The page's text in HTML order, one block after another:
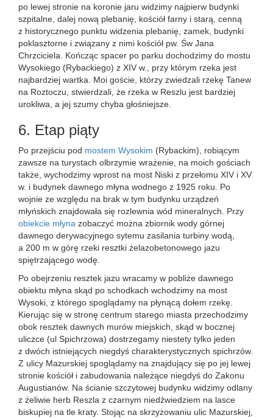
po lewej stronie na koronie jaru widzimy najpierw budynki
szpitalne, dalej nową plebanię, kościół farny i starą, cenną
z historycznego punktu widzenia plebanię, zamek, budynki
poklasztorne i związany z nimi kościół pw. Św Jana
Chrzciciela. Kończąc spacer po parku dochodzimy do mostu
Wysokiego (Rybackiego) z XIV w., przy którym rzeka jest
najbardziej wartka. Moi goście, którzy zwiedzali rzekę Tanew
na Roztoczu, stwierdzali, że rzeka w Reszlu jest bardziej
urokliwa, a jej szumy chyba głośniejsze.
6. Etap piąty
Po przejściu pod mostem Wysokim (Rybackim), robiącym
zawsze na turystach olbrzymie wrażenie, na moich gościach
także, wychodzimy wprost na most Niski z przełomu XIV i XV
w. i budynek dawnego młyna wodnego z 1925 roku. Po
wojnie ze względu na brak w tym budynku urządzeń
młyńskich znajdowała się rozlewnia wód mineralnych. Przy
obiekcie młyna zobaczyć można zbiornik wody górnej
dawnego derywacyjnego sytemu zasilania turbiny wodą,
a 200 m w górę rzeki resztki żelazobetonowego jazu
spiętrzającego wodę.
Po obejrzeniu resztek jazu wracamy w pobliże dawnego
obiektu młyna skąd po schodkach wchodzimy na most
Wysoki, z którego spoglądamy na płynącą dołem rzekę.
Kierując się w stronę centrum starego miasta przechodzimy
obok resztek dawnych murów miejskich, skąd w bocznej
uliczce (ul Spichrzowa) dostrzegamy niestety tylko jeden
z dwóch istniejących niegdyś charakterystycznych spichrzów.
Z ulicy Mazurskiej spoglądamy na znajdujący się po jej lewej
stronie kościół i zabudowania należące niegdyś do Zakonu
Augustianów. Na ścianie szczytowej budynku widzimy odlany
z żeliwie herb Reszla z czarnym niedźwiedziem na lasce
biskupiej na tle kraty. Stojąc na skrzyżowaniu ulic Mazurskiej,